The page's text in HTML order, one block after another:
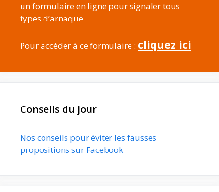
un formulaire en ligne pour signaler tous
types d’arnaque.
Pour accéder à ce formulaire : cliquez ici
Conseils du jour
Nos conseils pour éviter les fausses
propositions sur Facebook